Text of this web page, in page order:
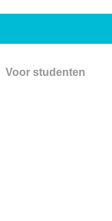
Voor studenten